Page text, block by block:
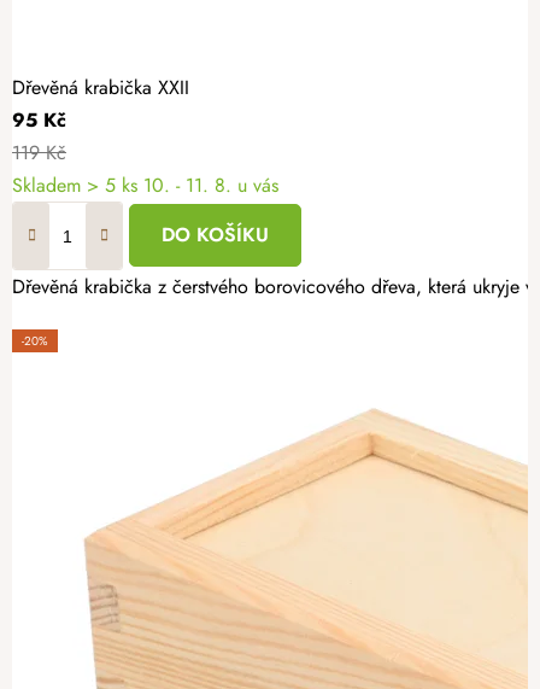
Dřevěná krabička XXII
95 Kč
119 Kč
Skladem > 5 ks 10. - 11. 8. u vás
DO KOŠÍKU
Dřevěná krabička z čerstvého borovicového dřeva, která ukryje
-20%